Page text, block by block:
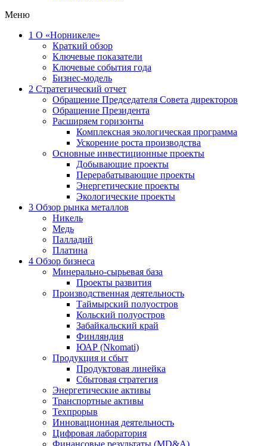
Меню
1 О «Норникеле»
Краткий обзор
Ключевые показатели
Ключевые события года
Бизнес-модель
2 Стратегический отчет
Обращение Председателя Совета директоров
Обращение Президента
Расширяем горизонты
Комплексная экологическая программа
Ускорение роста производства
Основные инвестиционные проекты
Добывающие проекты
Перерабатывающие проекты
Энергетические проекты
Экологические проекты
3 Обзор рынка металлов
Никель
Медь
Палладий
Платина
4 Обзор бизнеса
Минерально-сырьевая база
Проекты развития
Производственная деятельность
Таймырский полуостров
Кольский полуостров
Забайкальский край
Финляндия
ЮАР (Nkomati)
Продукция и сбыт
Продуктовая линейка
Сбытовая стратегия
Энергетические активы
Транспортные активы
Техпрорыв
Инновационная деятельность
Цифровая лаборатория
Финансовые результаты (MD&A)